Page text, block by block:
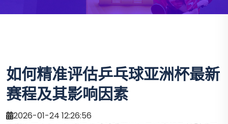
如何精准评估乒乓球亚洲杯最新
赛程及其影响因素
2026-01-24 12:26:56